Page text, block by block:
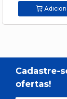
Cadastre-
ofertas!